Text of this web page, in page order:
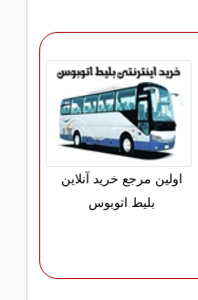
اولین مرجع خرید آنلاین
بلیط اتوبوس